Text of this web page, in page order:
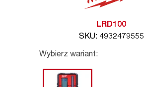
LRD100
SKU: 4932479555
Wybierz wariant: